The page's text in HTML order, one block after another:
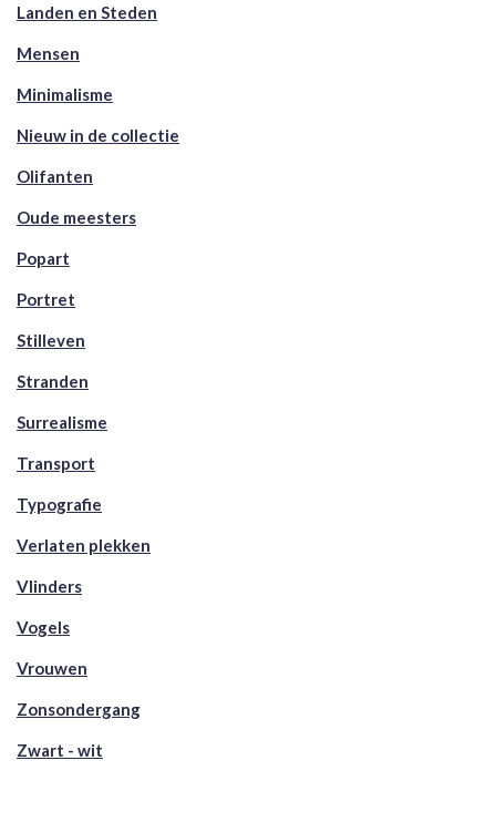
Landen en Steden
Mensen
Minimalisme
Nieuw in de collectie
Olifanten
Oude meesters
Popart
Portret
Stilleven
Stranden
Surrealisme
Transport
Typografie
Verlaten plekken
Vlinders
Vogels
Vrouwen
Zonsondergang
Zwart - wit